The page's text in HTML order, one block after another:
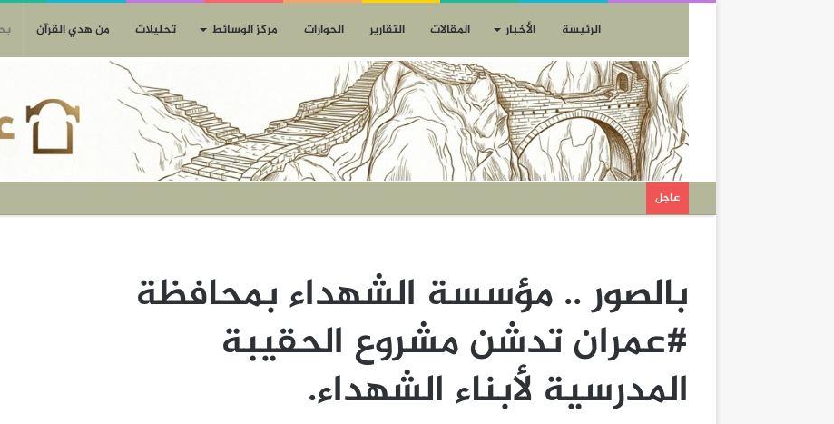
الرئيسة الأخبار المقالات التقارير الحوارات مركز الوسائط تحليلات من هدي القرآن
عاجل
بالصور .. مؤسسة الشهداء بمحافظة
#عمران تدشن مشروع الحقيبة
المدرسية لأبناء الشهداء.